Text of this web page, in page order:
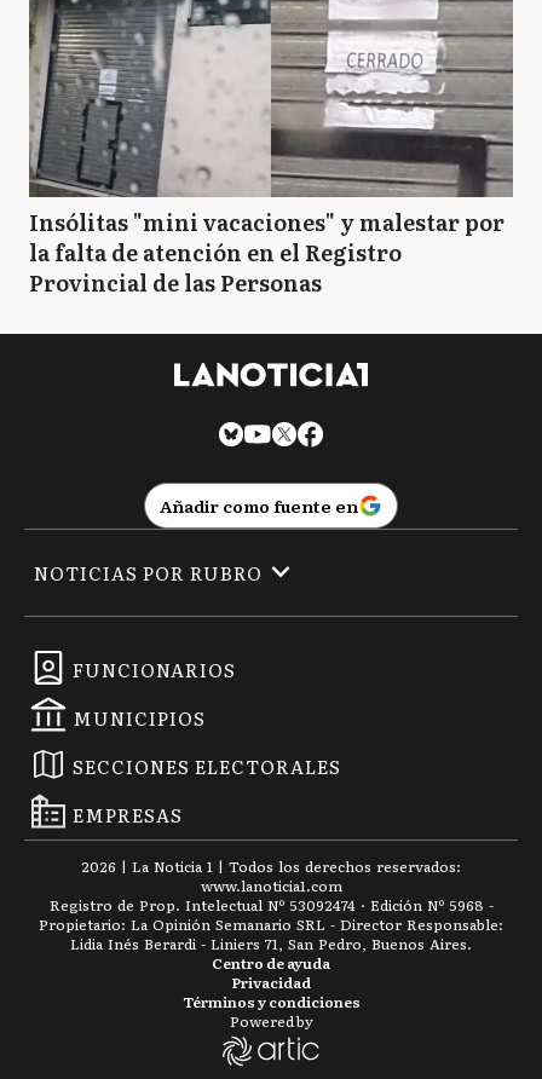
Insólitas "mini vacaciones" y malestar por
la falta de atención en el Registro
Provincial de las Personas
Añadir como fuente en
FUNCIONARIOS
MUNICIPIOS
SECCIONES ELECTORALES
EMPRESAS
NOTICIAS POR RUBRO
2026 | La Noticia 1 | Todos los derechos reservados:
www.lanoticia1.com
Registro de Prop. Intelectual Nº 53092474 · Edición Nº 5968 -
Propietario: La Opinión Semanario SRL - Director Responsable:
Lidia Inés Berardi - Liniers 71, San Pedro, Buenos Aires.
Términos y condiciones
Privacidad
Centro de ayuda
Powered by